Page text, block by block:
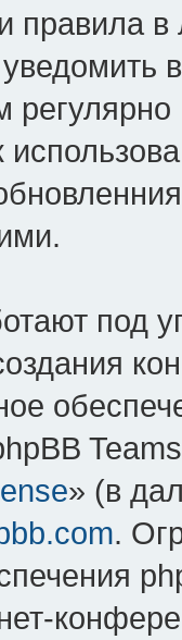
правила
под
» (в
.